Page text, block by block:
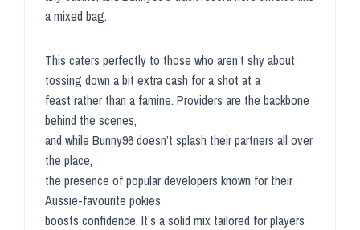
a mixed bag.
This caters perfectly to those who aren’t shy about
tossing down a bit extra cash for a shot at a
feast rather than a famine. Providers are the backbone
behind the scenes,
and while Bunny96 doesn’t splash their partners all over
the place,
the presence of popular developers known for their
Aussie-favourite pokies
boosts confidence. It’s a solid mix tailored for players